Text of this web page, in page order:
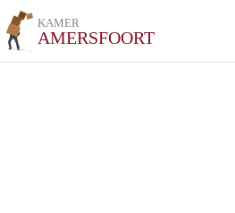
KAMER
AMERSFOORT